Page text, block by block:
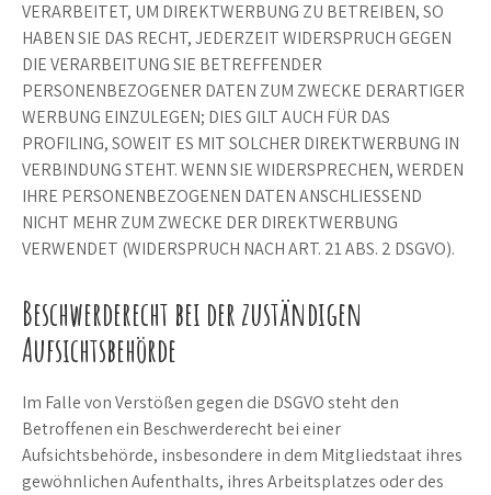
VERARBEITET, UM DIREKTWERBUNG ZU BETREIBEN, SO
HABEN SIE DAS RECHT, JEDERZEIT WIDERSPRUCH GEGEN
DIE VERARBEITUNG SIE BETREFFENDER
PERSONENBEZOGENER DATEN ZUM ZWECKE DERARTIGER
WERBUNG EINZULEGEN; DIES GILT AUCH FÜR DAS
PROFILING, SOWEIT ES MIT SOLCHER DIREKTWERBUNG IN
VERBINDUNG STEHT. WENN SIE WIDERSPRECHEN, WERDEN
IHRE PERSONENBEZOGENEN DATEN ANSCHLIESSEND
NICHT MEHR ZUM ZWECKE DER DIREKTWERBUNG
VERWENDET (WIDERSPRUCH NACH ART. 21 ABS. 2 DSGVO).
Beschwerderecht bei der zuständigen
Aufsichtsbehörde
Im Falle von Verstößen gegen die DSGVO steht den
Betroffenen ein Beschwerderecht bei einer
Aufsichtsbehörde, insbesondere in dem Mitgliedstaat ihres
gewöhnlichen Aufenthalts, ihres Arbeitsplatzes oder des